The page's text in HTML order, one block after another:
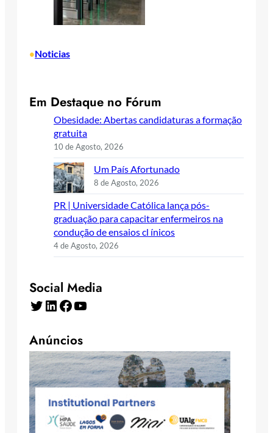
•Noticias
Em Destaque no Fórum
Obesidade: Abertas candidaturas a formação
gratuita
10 de Agosto, 2026
Um País Afortunado
8 de Agosto, 2026
PR | Universidade Católica lança pós-
graduação para capacitar enfermeiros na
condução de ensaios cl ínicos
4 de Agosto, 2026
Social Media
Twitter LinkedIn Facebook YouTube
Anúncios